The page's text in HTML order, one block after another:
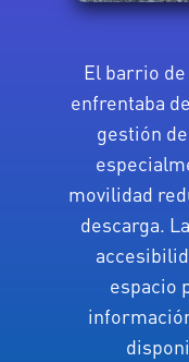
El barrio de
enfrentaba
gestión
movilidad
descarga.
espacio